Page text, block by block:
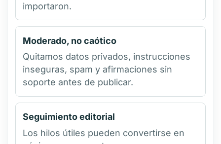
importaron.
Moderado, no caótico
Quitamos datos privados, instrucciones
inseguras, spam y afirmaciones sin
soporte antes de publicar.
Seguimiento editorial
Los hilos útiles pueden convertirse en